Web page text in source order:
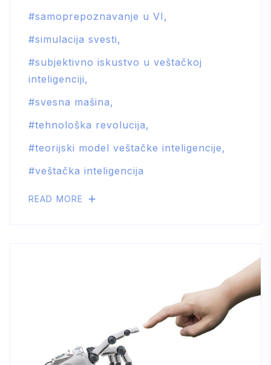
samoprepoznavanje u VI
simulacija svesti
subjektivno iskustvo u veštačkoj
inteligenciji
svesna mašina
tehnološka revolucija
teorijski model veštačke inteligencije
veštačka inteligencija
READ MORE